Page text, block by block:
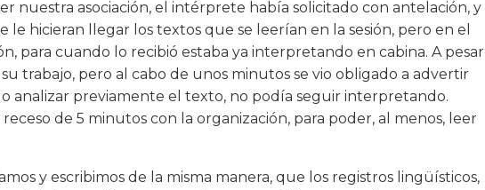
nuestra asociación, el intérprete había solicitado con antelación, y
le hicieran llegar los textos que se leerían en la sesión, pero en el
para cuando lo recibió estaba ya interpretando en cabina. A pesar
trabajo, pero al cabo de unos minutos se vio obligado a advertir
analizar previamente el texto, no podía seguir interpretando.
de 5 minutos con la organización, para poder, al menos, leer
y escribimos de la misma manera, que los registros lingüísticos,